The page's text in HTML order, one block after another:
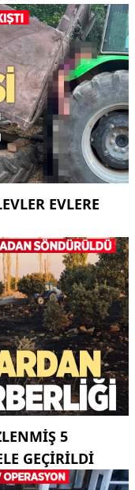
EVLERE
5
GEÇIRILDI